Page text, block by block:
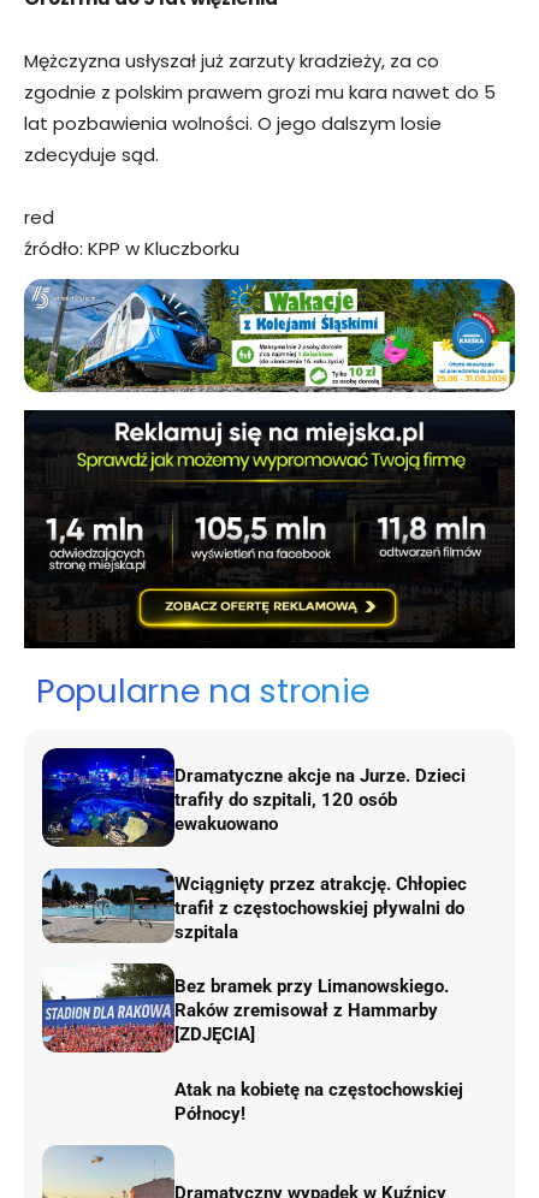
Mężczyzna usłyszał już zarzuty kradzieży, za co
zgodnie z polskim prawem grozi mu kara nawet do 5
lat pozbawienia wolności. O jego dalszym losie
zdecyduje sąd.
red
źródło: KPP w Kluczborku
Popularne na stronie
Dramatyczne akcje na Jurze. Dzieci
trafiły do szpitali, 120 osób
ewakuowano
Wciągnięty przez atrakcję. Chłopiec
trafił z częstochowskiej pływalni do
szpitala
Bez bramek przy Limanowskiego.
Raków zremisował z Hammarby
[ZDJĘCIA]
Atak na kobietę na częstochowskiej
Północy!
Dramatyczny wypadek w Kuźnicy